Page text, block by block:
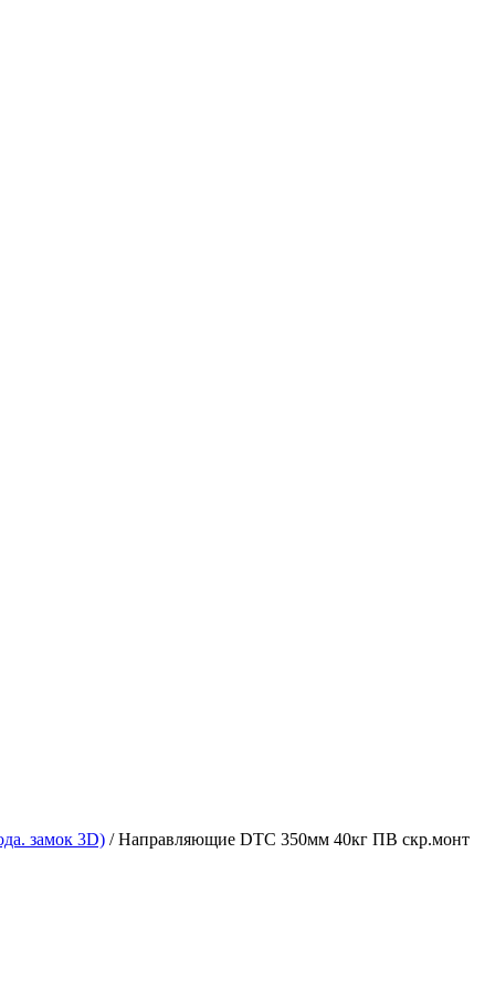
замок 3D) / Направляющие DTC 350мм 40кг ПВ скр.монт